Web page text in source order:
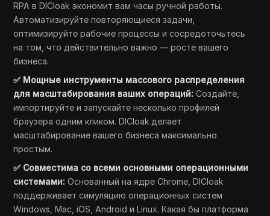
RPA в DICloak экономит вам часы ручной работы.
Автоматизируйте повторяющиеся задачи,
оптимизируйте рабочие процессы и сосредоточьтесь
на том, что действительно важно — росте вашего
бизнеса.
✅ Мощные инструменты массового распределения
для масштабирования ваших операций: Создайте,
импортируйте и запускайте несколько профилей
браузера одним кликом. DICloak делает
масштабирование вашего бизнеса максимально
простым.
✅ Совместима со всеми основными операционными
системами: Основанный на ядре Chrome, DICloak
поддерживает симуляцию операционных систем
Windows, Mac, iOS, Android и Linux. Какая бы платформа